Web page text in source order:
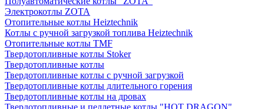
Электрокотлы ZOTA
Отопительные котлы Heiztechnik
Котлы с ручной загрузкой топлива Heiztechnik
Отопительные котлы TMF
Твердотопливные котлы Stoker
Твердотопливные котлы
Твердотопливные котлы с ручной загрузкой
Твердотопливные котлы длительного горения
Твердотопливные котлы на дровах
Твердотопливные и пеллетные котлы "HOT DRAGON"